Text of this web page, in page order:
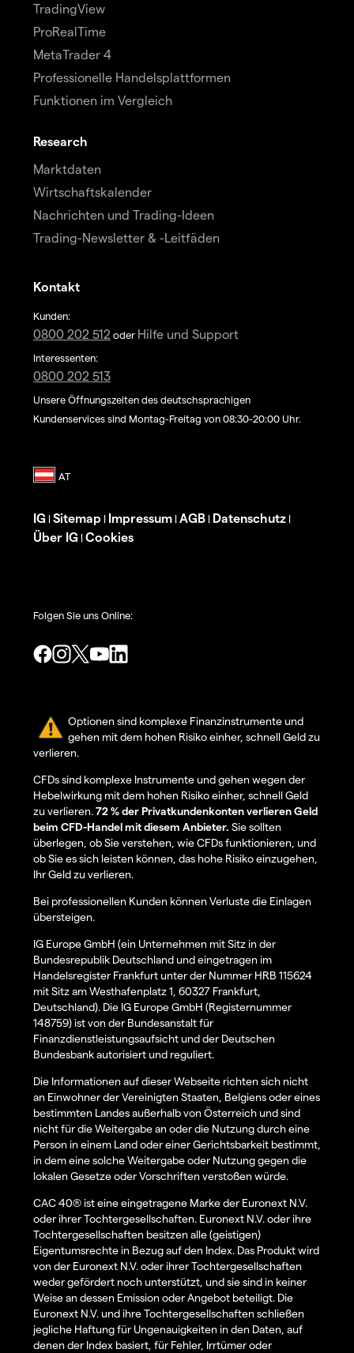
TradingView
ProRealTime
MetaTrader 4
Professionelle Handelsplattformen
Funktionen im Vergleich
Research
Marktdaten
Wirtschaftskalender
Nachrichten und Trading-Ideen
Trading-Newsletter & -Leitfäden
Kontakt
Kunden:
0800 202 512 oder Hilfe und Support
Interessenten:
0800 202 513
Unsere Öffnungszeiten des deutschsprachigen
Kundenservices sind Montag-Freitag von 08:30-20:00 Uhr.
IG | Sitemap | Impressum | AGB | Datenschutz |
Über IG | Cookies
Folgen Sie uns Online:
Optionen sind komplexe Finanzinstrumente und
gehen mit dem hohen Risiko einher, schnell Geld zu
verlieren.
CFDs sind komplexe Instrumente und gehen wegen der
Hebelwirkung mit dem hohen Risiko einher, schnell Geld
zu verlieren.72 % der Privatkundenkonten verlieren Geld
beim CFD-Handel mit diesem Anbieter. Sie sollten
überlegen, ob Sie verstehen, wie CFDs funktionieren, und
ob Sie es sich leisten können, das hohe Risiko einzugehen,
Ihr Geld zu verlieren.
Bei professionellen Kunden können Verluste die Einlagen
übersteigen.
IG Europe GmbH (ein Unternehmen mit Sitz in der
Bundesrepublik Deutschland und eingetragen im
Handelsregister Frankfurt unter der Nummer HRB 115624
mit Sitz am Westhafenplatz 1, 60327 Frankfurt,
Deutschland). Die IG Europe GmbH (Registernummer
148759) ist von der Bundesanstalt für
Finanzdienstleistungsaufsicht und der Deutschen
Bundesbank autorisiert und reguliert.
Die Informationen auf dieser Webseite richten sich nicht
an Einwohner der Vereinigten Staaten, Belgiens oder eines
bestimmten Landes außerhalb von Österreich und sind
nicht für die Weitergabe an oder die Nutzung durch eine
Person in einem Land oder einer Gerichtsbarkeit bestimmt,
in dem eine solche Weitergabe oder Nutzung gegen die
lokalen Gesetze oder Vorschriften verstoßen würde.
CAC 40® ist eine eingetragene Marke der Euronext N.V.
oder ihrer Tochtergesellschaften. Euronext N.V. oder ihre
Tochtergesellschaften besitzen alle (geistigen)
Eigentumsrechte in Bezug auf den Index. Das Produkt wird
von der Euronext N.V. oder ihrer Tochtergesellschaften
weder gefördert noch unterstützt, und sie sind in keiner
Weise an dessen Emission oder Angebot beteiligt. Die
Euronext N.V. und ihre Tochtergesellschaften schließen
jegliche Haftung für Ungenauigkeiten in den Daten, auf
denen der Index basiert, für Fehler, Irrtümer oder